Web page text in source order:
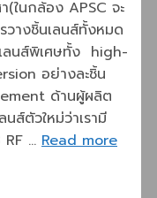
ในกล้อง APSC จะ
างชิ้นเลนส์ทั้งหมด
ลนส์พิเศษทั้ง high-
อย่างละชิ้น
ด้านผู้ผลิต
ส์ตัวใหม่ว่าเรามี
RF … Read more